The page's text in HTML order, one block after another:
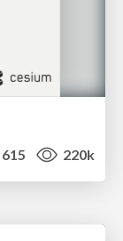
615 220k